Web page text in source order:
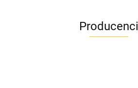
Producenci